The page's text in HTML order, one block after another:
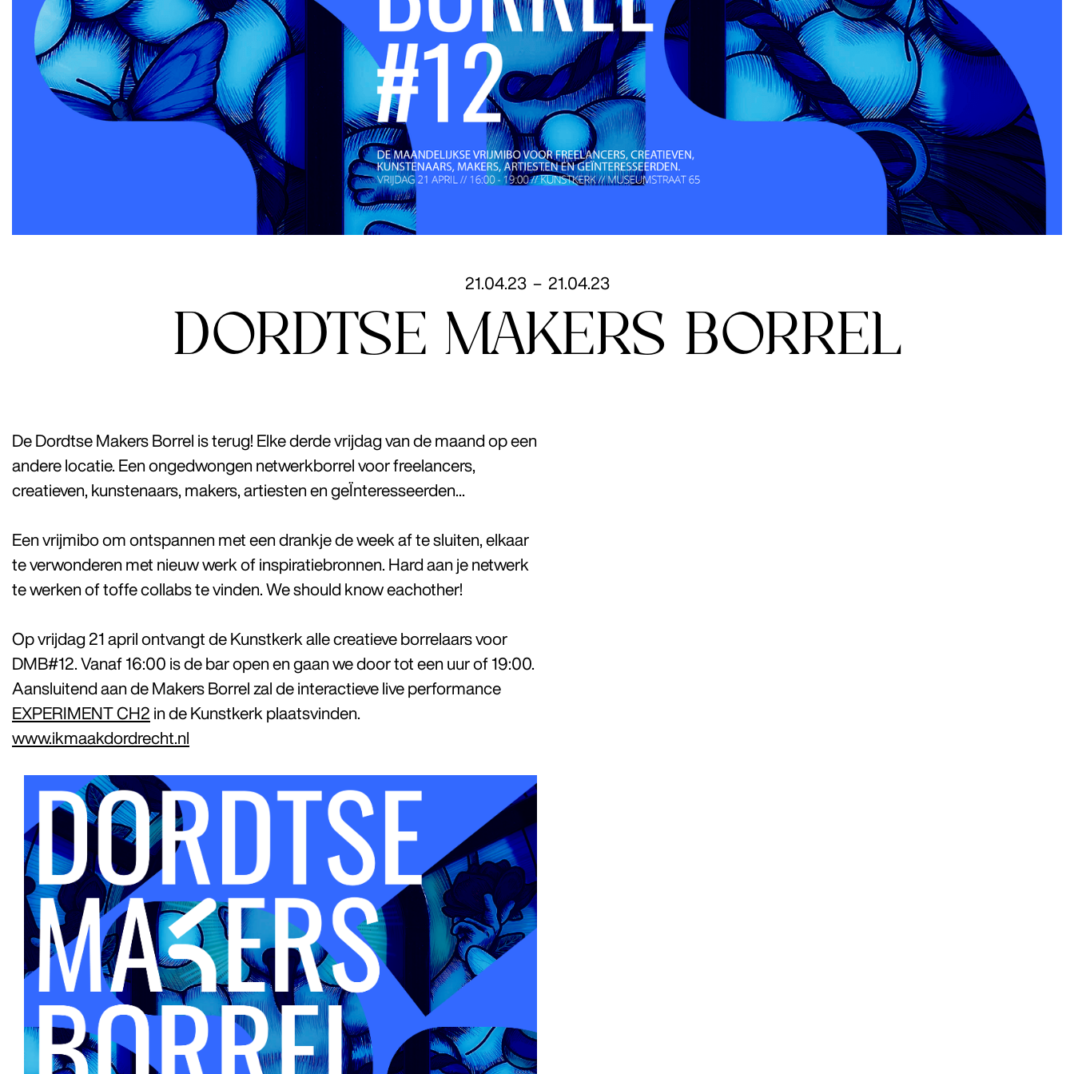
21 04. 23– 21 04. 23
DORDTSE MAKERS BORREL
De Dordtse Makers Borrel is terug! Elke derde vrijdag van de maand op een
andere locatie. Een ongedwongen netwerkborrel voor freelancers,
creatieven, kunstenaars, makers, artiesten en geÏnteresseerden...
Een vrijmibo om ontspannen met een drankje de week af te sluiten, elkaar
te verwonderen met nieuw werk of inspiratiebronnen. Hard aan je netwerk
te werken of toffe collabs te vinden. We should know eachother!
Op vrijdag 21 april ontvangt de Kunstkerk alle creatieve borrelaars voor
DMB#12. Vanaf 16:00 is de bar open en gaan we door tot een uur of 19:00.
Aansluitend aan de Makers Borrel zal de interactieve live performance
EXPERIMENT CH2 in de Kunstkerk plaatsvinden.
www.ikmaakdordrecht.nl